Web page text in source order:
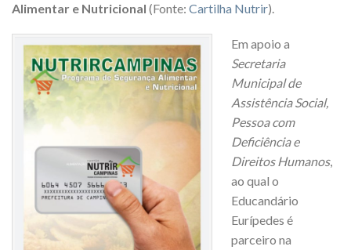
Alimentar e Nutricional (Fonte: Cartilha Nutrir).
Em apoio a
Secretaria
Municipal de
Assistência Social,
Pessoa com
Deficiência e
Direitos Humanos,
ao qual o
Educandário
Eurípedes é
parceiro na